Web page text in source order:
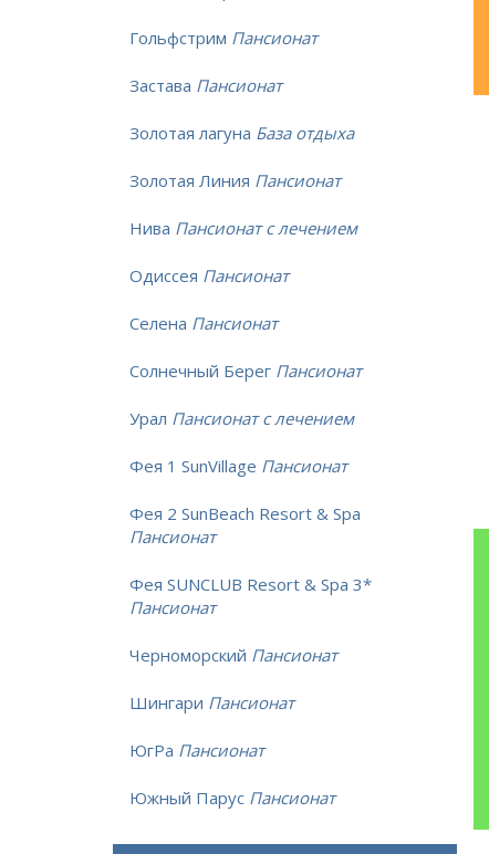
Гольфстрим Пансионат
Застава Пансионат
Золотая лагуна База отдыха
Золотая Линия Пансионат
Нива Пансионат с лечением
Одиссея Пансионат
Селена Пансионат
Солнечный Берег Пансионат
Урал Пансионат с лечением
Фея 1 SunVillage Пансионат
Фея 2 SunBeach Resort & Spa
Пансионат
Фея SUNCLUB Resort & Spa 3*
Пансионат
Черноморский Пансионат
Шингари Пансионат
ЮгРа Пансионат
Южный Парус Пансионат